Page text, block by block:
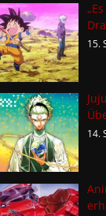
15.
14.